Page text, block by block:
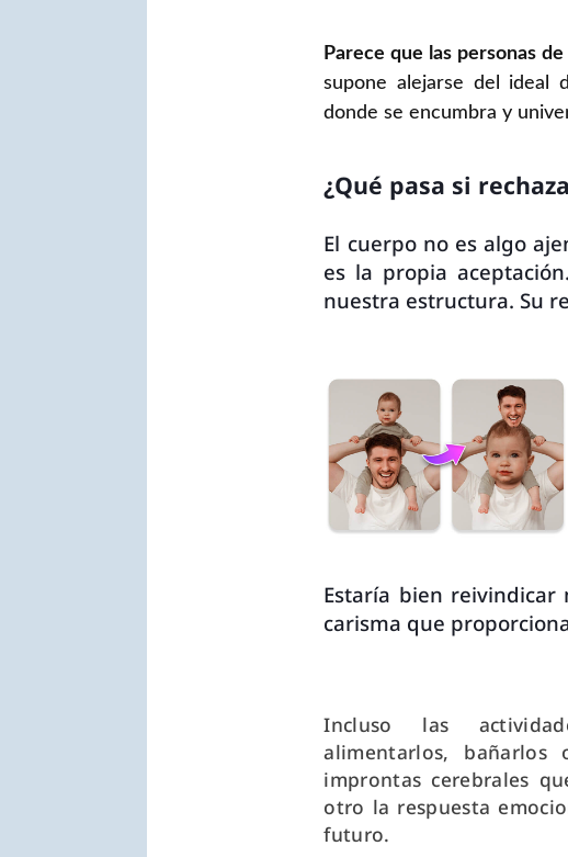
Parece que las personas
supone alejarse del ideal
donde se encumbra y
¿Qué pasa si
El cuerpo no es algo
es la propia
nuestra estructura. Su
Estaría bien
carisma que
Incluso las
alimentarlos,
improntas cerebrales
otro la respuesta
futuro.